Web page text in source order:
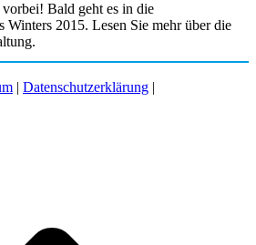
Bald geht es in die
Winters 2015. Lesen Sie mehr über die
| Datenschutzerklärung |